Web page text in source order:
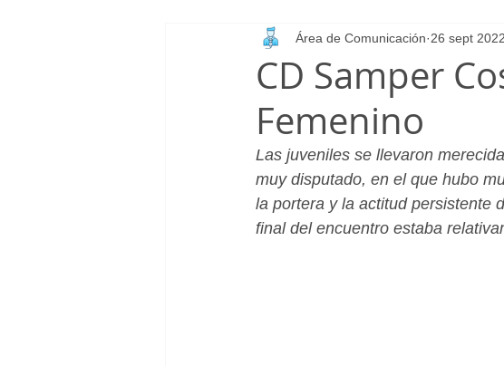
Infantil_Femenino Patrocinadores
Cadete_Masculino Club Juvenil_Masculino
CD Samper
Femenino
Área de Comunicación 26 sept 2022
Las juveniles se llevaron
muy disputado, en el que hubo
la portera y la actitud persistente
final del encuentro estaba